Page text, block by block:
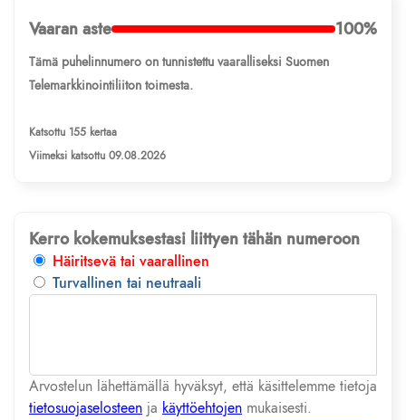
Vaaran aste 100%
Tämä puhelinnumero on tunnistettu vaaralliseksi Suomen
Telemarkkinointiliiton toimesta.
Katsottu 155 kertaa
Viimeksi katsottu 09.08.2026
Kerro kokemuksestasi liittyen tähän numeroon
Häiritsevä tai vaarallinen
Turvallinen tai neutraali
Arvostelun lähettämällä hyväksyt, että käsittelemme tietoja
tietosuojaselosteen ja käyttöehtojen mukaisesti.